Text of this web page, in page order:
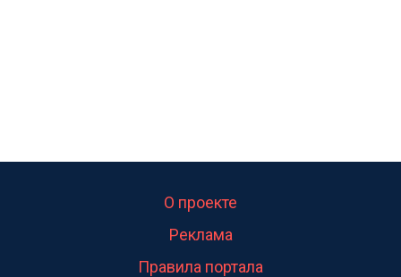
О проекте
Реклама
Правила портала